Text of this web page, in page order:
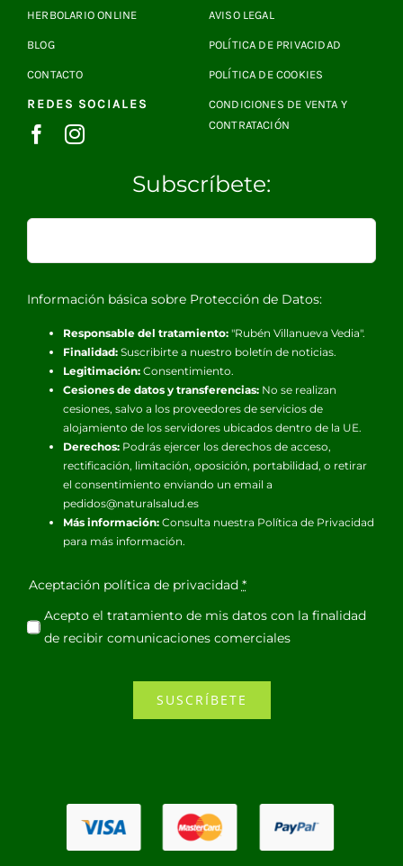
HERBOLARIO ONLINE
BLOG
CONTACTO
REDES SOCIALES
AVISO LEGAL
POLÍTICA DE PRIVACIDAD
POLÍTICA DE COOKIES
CONDICIONES DE VENTA Y
CONTRATACIÓN
Subscríbete:
Información básica sobre Protección de Datos:
Responsable del tratamiento:"Rubén Villanueva Vedia".
Finalidad:Suscribirte a nuestro boletín de noticias.
Legitimación:Consentimiento.
Cesiones de datos y transferencias:No se realizan
cesiones, salvo a los proveedores de servicios de
alojamiento de los servidores ubicados dentro de la UE.
Derechos:Podrás ejercer los derechos de acceso,
rectificación, limitación, oposición, portabilidad, o retirar
el consentimiento enviando un email a
pedidos@naturalsalud.es
Más información:Consulta nuestra Política de Privacidad
para más información.
Aceptación política de privacidad *
Acepto el tratamiento de mis datos con la finalidad
de recibir comunicaciones comerciales
SUSCRÍBETE